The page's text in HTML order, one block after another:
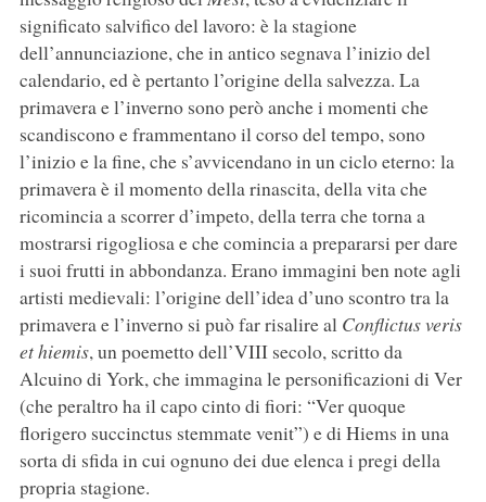
significato salvifico del lavoro: è la stagione
dell’annunciazione, che in antico segnava l’inizio del
calendario, ed è pertanto l’origine della salvezza. La
primavera e l’inverno sono però anche i momenti che
scandiscono e frammentano il corso del tempo, sono
l’inizio e la fine, che s’avvicendano in un ciclo eterno: la
primavera è il momento della rinascita, della vita che
ricomincia a scorrer d’impeto, della terra che torna a
mostrarsi rigogliosa e che comincia a prepararsi per dare
i suoi frutti in abbondanza. Erano immagini ben note agli
artisti medievali: l’origine dell’idea d’uno scontro tra la
primavera e l’inverno si può far risalire al Conflictus veris
et hiemis, un poemetto dell’VIII secolo, scritto da
Alcuino di York, che immagina le personificazioni di Ver
(che peraltro ha il capo cinto di fiori: “Ver quoque
florigero succinctus stemmate venit”) e di Hiems in una
sorta di sfida in cui ognuno dei due elenca i pregi della
propria stagione.